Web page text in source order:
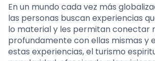
En un mundo cada vez más
las personas buscan experiencias
lo material y les permitan conectar
profundamente con ellas mismas y
estas experiencias, el turismo